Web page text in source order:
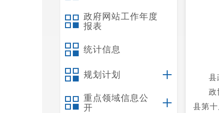
政府网站工作年度
报表
统计信息
规划计划
重点领域信息公
开
县
政
县第